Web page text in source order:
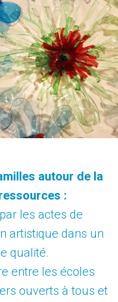
autour de la
:
les actes de
artistique dans un
qualité.
entre les écoles
ouverts à tous et